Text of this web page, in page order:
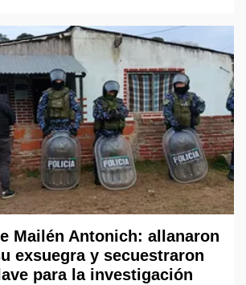
Mailén Antonich: allanaron
exsuegra y secuestraron
para la investigación